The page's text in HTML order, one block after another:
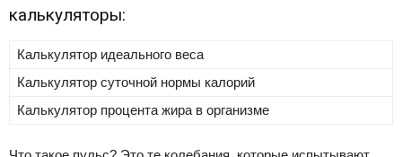
калькуляторы:
Калькулятор идеального веса
Калькулятор суточной нормы калорий
Калькулятор процента жира в организме